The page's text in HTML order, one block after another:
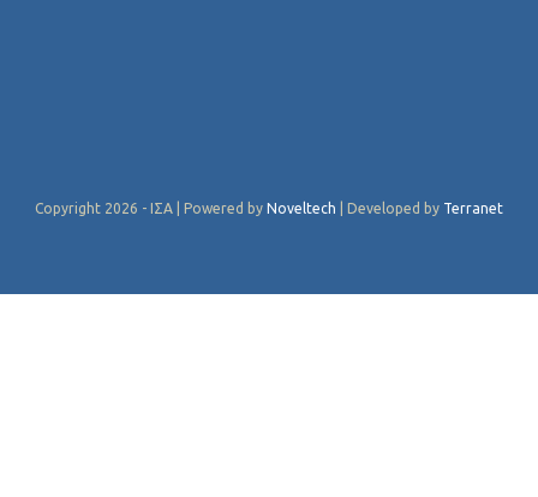
Copyright 2026 - ΙΣΑ | Powered by Noveltech | Developed by Terranet